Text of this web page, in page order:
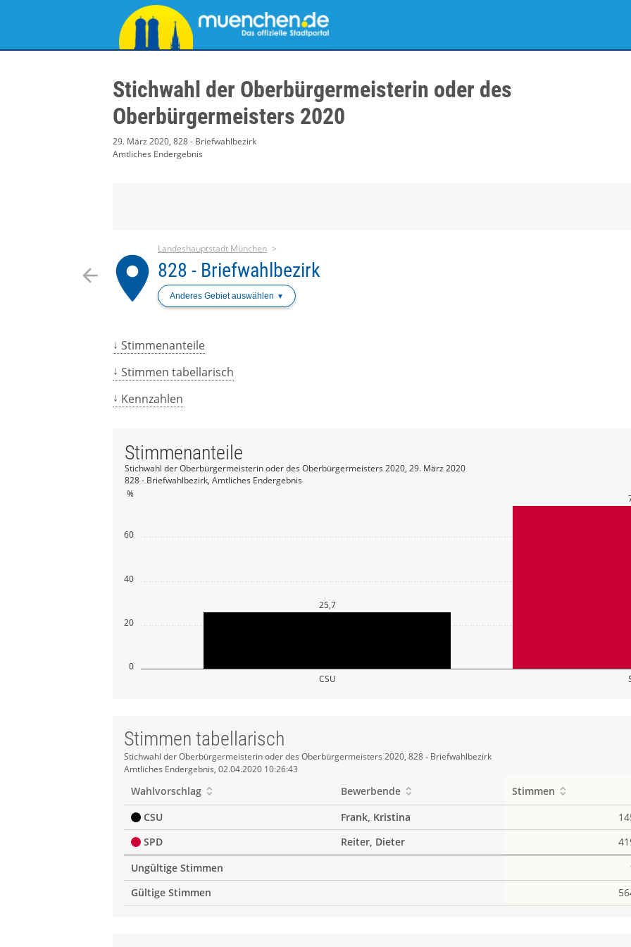
Stichwahl der Oberbürgermeisterin oder des
Oberbürgermeisters 2020
29. März 2020, 828 - Briefwahlbezirk
Amtliches Endergebnis
arrow_back place
Landeshauptstadt München
828 - Briefwahlbezirk
Anderes Gebiet auswählen
Stimmenanteile
Stimmen tabellarisch
Kennzahlen
0
20
40
60
%
CSU
25,7
Stimmenanteile
Stichwahl der Oberbürgermeisterin oder des Oberbürgermeisters 2020, 29. März 2020
828 - Briefwahlbezirk, Amtliches Endergebnis
Stimmen tabellarisch
Stimmen
tabellarisch
Stichwahl der Oberbürgermeisterin oder des Oberbürgermeisters 2020, 828 - Briefwahlbezirk
Amtliches Endergebnis, 02.04.2020 10:26:43
Wahlvorschlag Bewerbende Stimmen
CSU
Frank, Kristina
SPD
Reiter, Dieter
Ungültige Stimmen
Gültige Stimmen